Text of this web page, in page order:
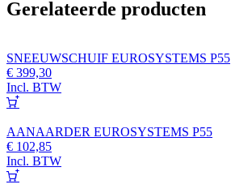
Gerelateerde producten
SNEEUWSCHUIF EUROSYSTEMS P55
€ 399,30
Incl. BTW
AANAARDER EUROSYSTEMS P55
€ 102,85
Incl. BTW